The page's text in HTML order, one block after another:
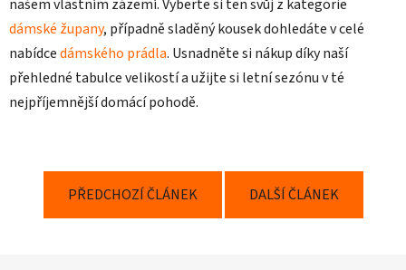
našem vlastním zázemí. Vyberte si ten svůj z kategorie
dámské župany, případně sladěný kousek dohledáte v celé
nabídcedámského prádla. Usnadněte si nákup díky naší
přehledné tabulce velikostí a užijte si letní sezónu v té
nejpříjemnější domácí pohodě.
PŘEDCHOZÍ ČLÁNEK DALŠÍ ČLÁNEK